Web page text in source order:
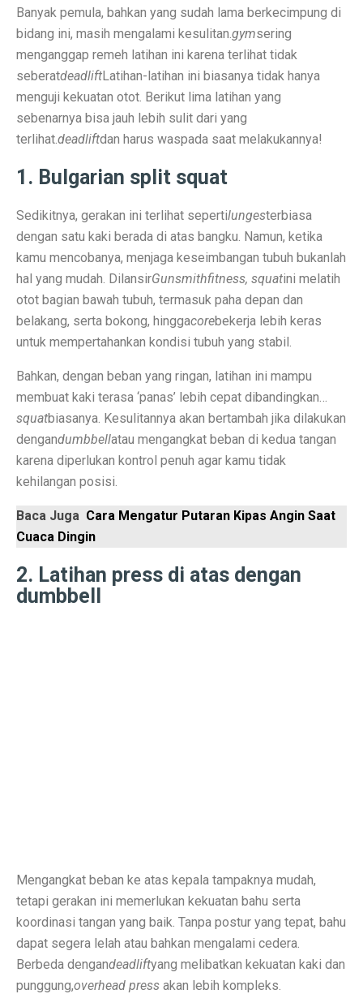
5 Rahasia Kehidupan Panjang Manusia Tertua
10 Karya Lukis Hendra Gunawan yang Terkenal Dunia
Casa Modena, Kafe Rumah yang Nyaman di Modena x
Desain Rumah Minimalis, Tampilan Menarik!
Mengungkap Pengalaman Suara Hebat di Galaxy
Laptop Lokal Harga 2 Jutaan dengan Spesifikasi
Rahasia iPhone 17 Pro Max Tahan Panas: Teknologi
Detoks Digital untuk Gen Z, Tenangkan Pikiran?
Laptop Murah 4 Jutaan untuk Pelajar Aktif, Tugas
Honda PCX160: Spesifikasi Mewah yang Membuat
Pengguna Adobe Analytics, Waspada! Celah Ini Ancam
5 Fakta Menarik Kota Lalitpur, Kota Tua Penuh Kuil di
Xiaomi 15T vs Honor 400, Kamera Hebat di Bawah
Revolusi Data: AI Mengubah Pengelolaan Informasi di
Amazfit Buka Store Pertama di Indonesia, Luncurkan
Elon Musk Jadi Orang Kaya Pertama Dunia dengan
Banyak pemula, bahkan yang sudah lama berkecimpung di
bidang ini, masih mengalami kesulitan.gymsering
menganggap remeh latihan ini karena terlihat tidak
seberatdeadliftLatihan-latihan ini biasanya tidak hanya
menguji kekuatan otot. Berikut lima latihan yang
sebenarnya bisa jauh lebih sulit dari yang
terlihat.deadliftdan harus waspada saat melakukannya!
1. Bulgarian split squat
Sedikitnya, gerakan ini terlihat sepertilungesterbiasa
dengan satu kaki berada di atas bangku. Namun, ketika
kamu mencobanya, menjaga keseimbangan tubuh bukanlah
hal yang mudah. DilansirGunsmithfitness, squatini melatih
otot bagian bawah tubuh, termasuk paha depan dan
belakang, serta bokong, hinggacorebekerja lebih keras
untuk mempertahankan kondisi tubuh yang stabil.
Bahkan, dengan beban yang ringan, latihan ini mampu
membuat kaki terasa ‘panas’ lebih cepat dibandingkan…
squatbiasanya. Kesulitannya akan bertambah jika dilakukan
dengandumbbellatau mengangkat beban di kedua tangan
karena diperlukan kontrol penuh agar kamu tidak
kehilangan posisi.
Baca Juga Cara Mengatur Putaran Kipas Angin Saat
Cuaca Dingin
2. Latihan press di atas dengan
dumbbell
Mengangkat beban ke atas kepala tampaknya mudah,
tetapi gerakan ini memerlukan kekuatan bahu serta
koordinasi tangan yang baik. Tanpa postur yang tepat, bahu
dapat segera lelah atau bahkan mengalami cedera.
Berbeda dengandeadliftyang melibatkan kekuatan kaki dan
punggung,overhead press akan lebih kompleks.